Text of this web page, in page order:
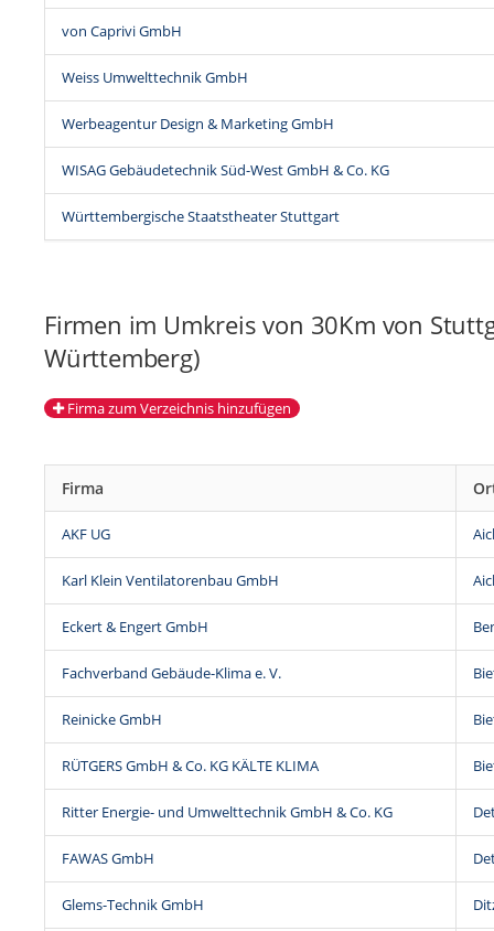
von Caprivi GmbH
Weiss Umwelttechnik GmbH
Werbeagentur Design & Marketing GmbH
WISAG Gebäudetechnik Süd-West GmbH & Co. KG
Württembergische Staatstheater Stuttgart
Firmen im Umkreis von 30Km von
Württemberg)
Firma zum Verzeichnis hinzufügen
Firma
AKF UG
Karl Klein Ventilatorenbau GmbH
Eckert & Engert GmbH
Fachverband Gebäude-Klima e. V.
Reinicke GmbH
RÜTGERS GmbH & Co. KG KÄLTE KLIMA
Ritter Energie- und Umwelt­technik GmbH & Co. KG
FAWAS GmbH
Glems-Technik GmbH